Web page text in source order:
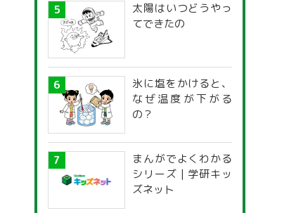
太陽はいつどうやっ
てできたの
氷に塩をかけると、
なぜ温度が下がる
の？
まんがでよくわかる
シリーズ | 学研キッ
ズネット